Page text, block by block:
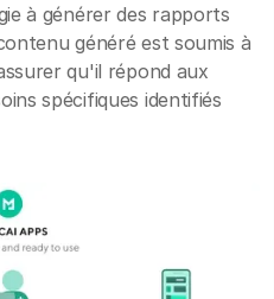
à générer des rapports
généré est soumis à
qu'il répond aux
spécifiques identifiés